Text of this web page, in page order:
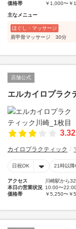
価格帯
￥1,000〜￥
主なメニュー
ほぐし・マッサージ
肩甲骨マッサージ 30分
店舗公式
エルカイロプラク
3.32
カイロプラクティック
日祝OK 21時以降
アクセス
川崎駅から
本日の営業状況 10:00〜
価格帯
￥5,250〜￥